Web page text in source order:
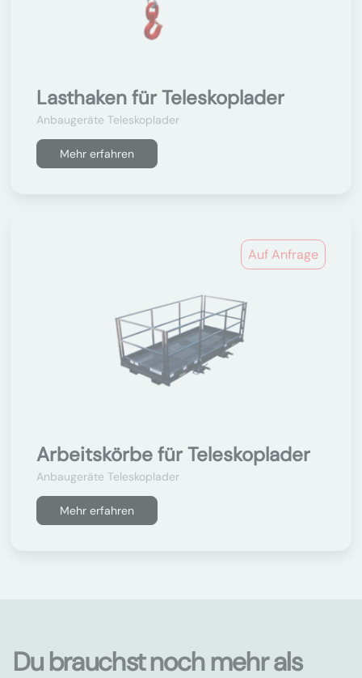
Lasthaken für Teleskoplader
Anbaugeräte Teleskoplader
Mehr erfahren
Auf Anfrage
Arbeitskörbe für Teleskoplader
Anbaugeräte Teleskoplader
Mehr erfahren
Du brauchst noch mehr als